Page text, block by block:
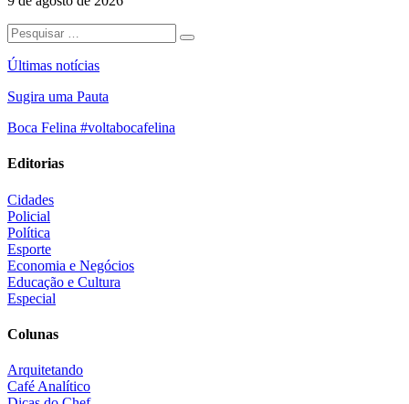
Últimas notícias
Sugira uma Pauta
Boca Felina #voltabocafelina
Editorias
Cidades
Policial
Política
Esporte
Economia e Negócios
Educação e Cultura
Especial
Colunas
Arquitetando
Café Analítico